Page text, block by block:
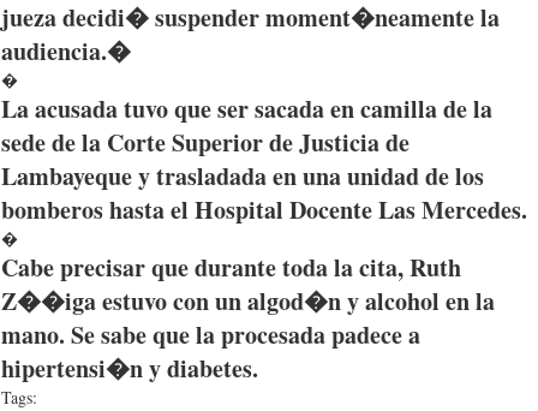
juezadecidi�suspendermoment�neamentela
audiencia.�
�
Laacusadatuvoquesersacadaencamillade la
sedede la CorteSuperior deJusticiade
Lambayequeytrasladadaenunaunidadde los
bomberoshastael Hospital DocenteLas Mercedes.
�
Cabeprecisarquedurantetodalacita, Ruth
Z��igaestuvocon unalgod�ny alcohol en la
mano. Sesabequelaprocesadapadecea
hipertensi�ny diabetes.
Tags: